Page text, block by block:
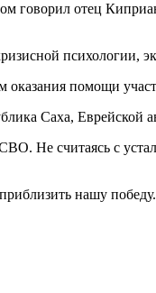
говорил отец
психологии,
оказания помощи
Саха, Еврейской
Не считаясь с
нашу победу.